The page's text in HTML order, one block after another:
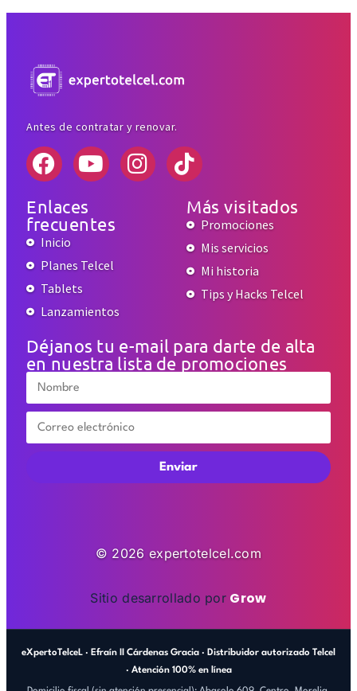
Antes de contratar y renovar.
Enlaces
frecuentes
Inicio
Planes Telcel
Tablets
Lanzamientos
Más visitados
Promociones
Mis servicios
Mi historia
Tips y Hacks Telcel
Déjanos tu e-mail para darte de alta
en nuestra lista de promociones
Enviar
© 2026 expertotelcel.com
Sitio desarrollado por Grow
eXpertoTelceL · Efraín II Cárdenas Gracia · Distribuidor autorizado Telcel
· Atención 100% en línea